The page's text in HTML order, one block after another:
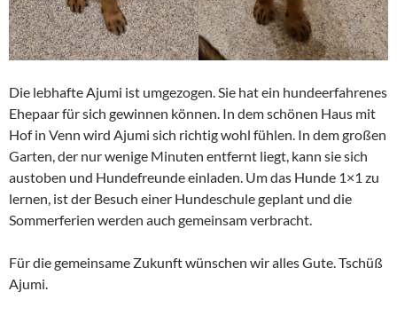
Die lebhafte Ajumi ist umgezogen. Sie hat ein hundeerfahrenes
Ehepaar für sich gewinnen können. In dem schönen Haus mit
Hof in Venn wird Ajumi sich richtig wohl fühlen. In dem großen
Garten, der nur wenige Minuten entfernt liegt, kann sie sich
austoben und Hundefreunde einladen. Um das Hunde 1×1 zu
lernen, ist der Besuch einer Hundeschule geplant und die
Sommerferien werden auch gemeinsam verbracht.
Für die gemeinsame Zukunft wünschen wir alles Gute. Tschüß
Ajumi.